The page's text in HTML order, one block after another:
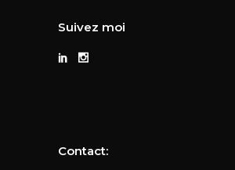
Suivez moi
Contact: